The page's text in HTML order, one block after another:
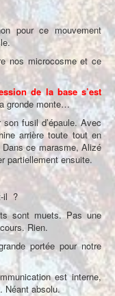
pour ce mouvement
nos microcosme et ce
de la base s’est
gronde monte…
fusil d’épaule. Avec
arrière toute tout en
ce marasme, Alizé
partiellement ensuite.
il ?
sont muets. Pas une
Rien.
portée pour notre
est interne,
Néant absolu.